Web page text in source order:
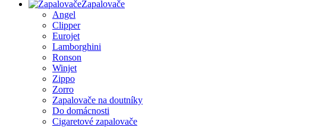
Zapalovače
Angel
Clipper
Eurojet
Lamborghini
Ronson
Winjet
Zippo
Zorro
Zapalovače na doutníky
Do domácnosti
Cigaretové zapalovače